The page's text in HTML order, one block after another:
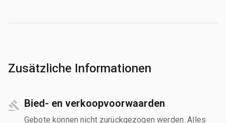
Zusätzliche Informationen
Bied- en verkoopvoorwaarden
Gebote können nicht zurückgezogen werden. Alles